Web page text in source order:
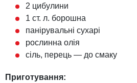
2 цибулини
1 ст. л. борошна
панірувальні сухарі
рослинна олія
сіль, перець — до смаку
Приготування: